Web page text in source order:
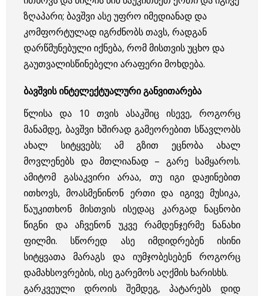
ზღაპარი; ბავშვი ასე უფრო იმედიანად და
კომფორტულად იგრძნობს თავს, რადგან
დარწმუნებული იქნება, რომ მისთვის უცხო და
გაუთვალისწინებელი არაფერი მოხდება.
ბავშვის ინტელექტუალური განვითარება
წლისა და 10 თვის ასაკშიც ისევე, როგორც
მანამდე, ბავშვი ხშირად გამეორებით სწავლობს
ახალ სიტყვებს; ამ გზით ეცნობა ახალ
მოვლენებს და მთლიანად – გარე სამყაროს.
ამიტომ გასაკვირი არაა, თუ იგი დაჟინებით
ითხოვს, მოასმენინონ ერთი და იგივე მუსიკა,
წაუკითხონ მისთვის ისედაც კარგად ნაცნობი
წიგნი და აჩვენონ უკვე რამდენჯერმე ნანახი
ფილმი. სწორედ ასე იმდიდრებენ ისინი
სიტყვათა მარაგს და იუმჯობესებენ როგორც
დამახსოვრების, ისე გარემოს აღქმის ხარისხს.
გარკვეული დროის შემდეგ, პატარებს დიდ